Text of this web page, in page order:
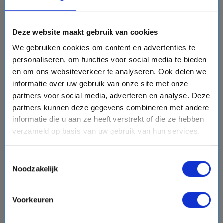
Deze website maakt gebruik van cookies
We gebruiken cookies om content en advertenties te
personaliseren, om functies voor social media te bieden
en om ons websiteverkeer te analyseren. Ook delen we
informatie over uw gebruik van onze site met onze
partners voor social media, adverteren en analyse. Deze
partners kunnen deze gegevens combineren met andere
informatie die u aan ze heeft verstrekt of die ze hebben
verzameld op basis van uw gebruik van hun services.
Noodzakelijk
Voorkeuren
directions_boat
Vergelijk
#Familiecruises
favorite